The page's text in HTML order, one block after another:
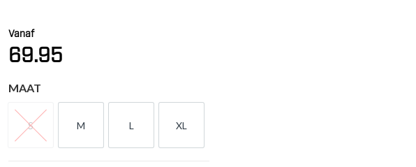
Vanaf
69.95
MAAT
S
S
M
M
L
L
XL
XL